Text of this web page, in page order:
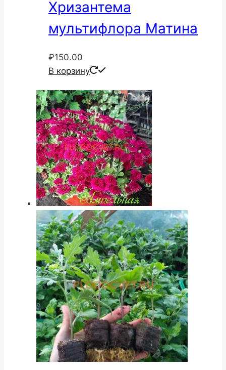
Хризантема
мультифлора Матина
₽150.00
В корзину